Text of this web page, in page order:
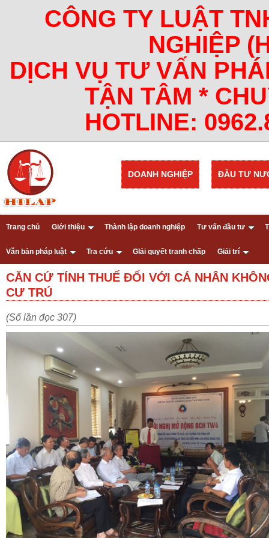
CÔNG TY LUẬT
NGHIỆP
DỊCH VỤ TƯ VẤN
TẬN TÂM *
HOTLINE:
ĐẦU TƯ
DOANH NGHIỆP
Trang chủ Giới thiệu Thành lập doanh nghiệp Tư vấn đầu tư
Văn bản pháp luật Tra cứu GIải quyết tranh chấp Giải trí
CĂN CỨ TÍNH THUẾ ĐỐI VỚI CÁ NHÂN
CƯ TRÚ
(Số lần đọc 307)